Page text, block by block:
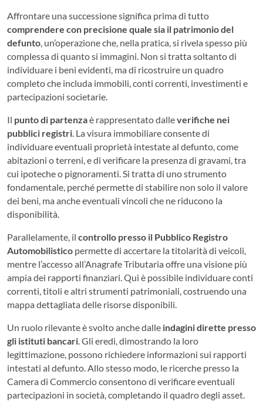
Affrontare una successione significa prima di tutto
comprendere con precisione quale sia il patrimonio del
defunto , un’operazione che, nella pratica, si rivela spesso più
complessa di quanto si immagini. Non si tratta soltanto di
individuare i beni evidenti, ma di ricostruire un quadro
completo che includa immobili, conti correnti, investimenti e
partecipazioni societarie.
Il punto di partenzaè rappresentato dalleverifiche nei
pubblici registri . La visura immobiliare consente di
individuare eventuali proprietà intestate al defunto, come
abitazioni o terreni, e di verificare la presenza di gravami, tra
cui ipoteche o pignoramenti. Si tratta di uno strumento
fondamentale, perché permette di stabilire non solo il valore
dei beni, ma anche eventuali vincoli che ne riducono la
disponibilità.
Parallelamente, il controllo presso il Pubblico Registro
Automobilistico permette di accertare la titolarità di veicoli,
mentre l’accesso all’Anagrafe Tributaria offre una visione più
ampia dei rapporti finanziari. Qui è possibile individuare conti
correnti, titoli e altri strumenti patrimoniali, costruendo una
mappa dettagliata delle risorse disponibili.
Un ruolo rilevante è svolto anche dalle indagini dirette presso
gli istituti bancari . Gli eredi, dimostrando la loro
legittimazione, possono richiedere informazioni sui rapporti
intestati al defunto. Allo stesso modo, le ricerche presso la
Camera di Commercio consentono di verificare eventuali
partecipazioni in società, completando il quadro degli asset.